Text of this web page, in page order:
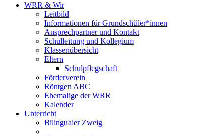
WRR & Wir
Leitbild
Informationen für Grundschüler*innen
Ansprechpartner und Kontakt
Schulleitung und Kollegium
Klassenübersicht
Eltern
Schulpflegschaft
Förderverein
Röntgen ABC
Ehemalige der WRR
Kalender
Unterricht
Bilingualer Zweig